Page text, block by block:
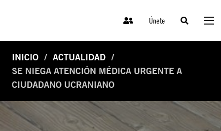
Únete
INICIO
ACTUALIDAD
SE NIEGA ATENCIÓN MÉDICA URGENTE A
CIUDADANO UCRANIANO